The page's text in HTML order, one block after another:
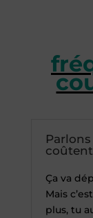
Ça va
Mais c’est
plus, tu